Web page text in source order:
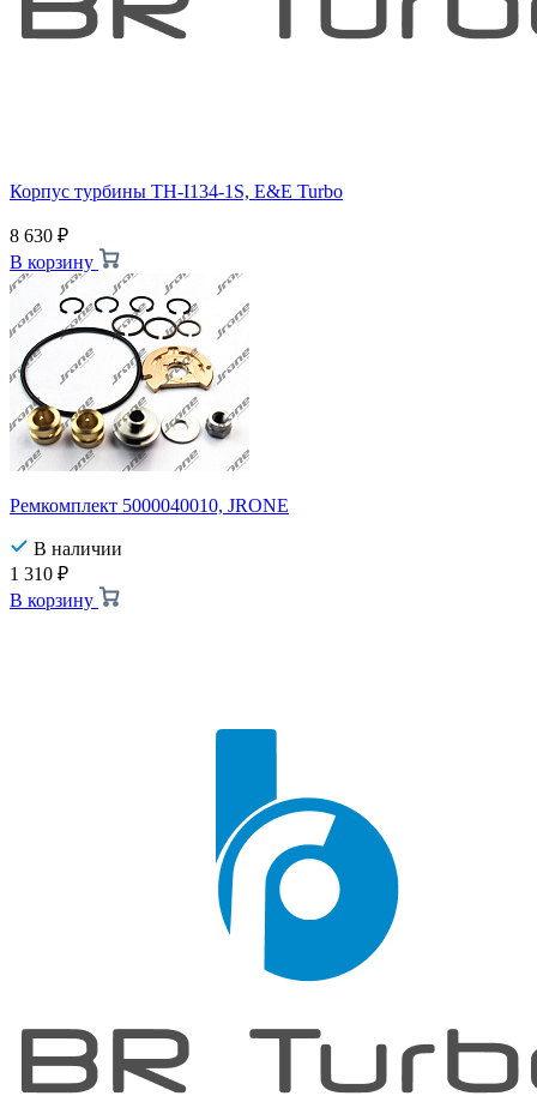
Корпус турбины TH-I134-1S, E&E Turbo
8 630 ₽
В корзину
Ремкомплект 5000040010, JRONE
В наличии
1 310 ₽
В корзину